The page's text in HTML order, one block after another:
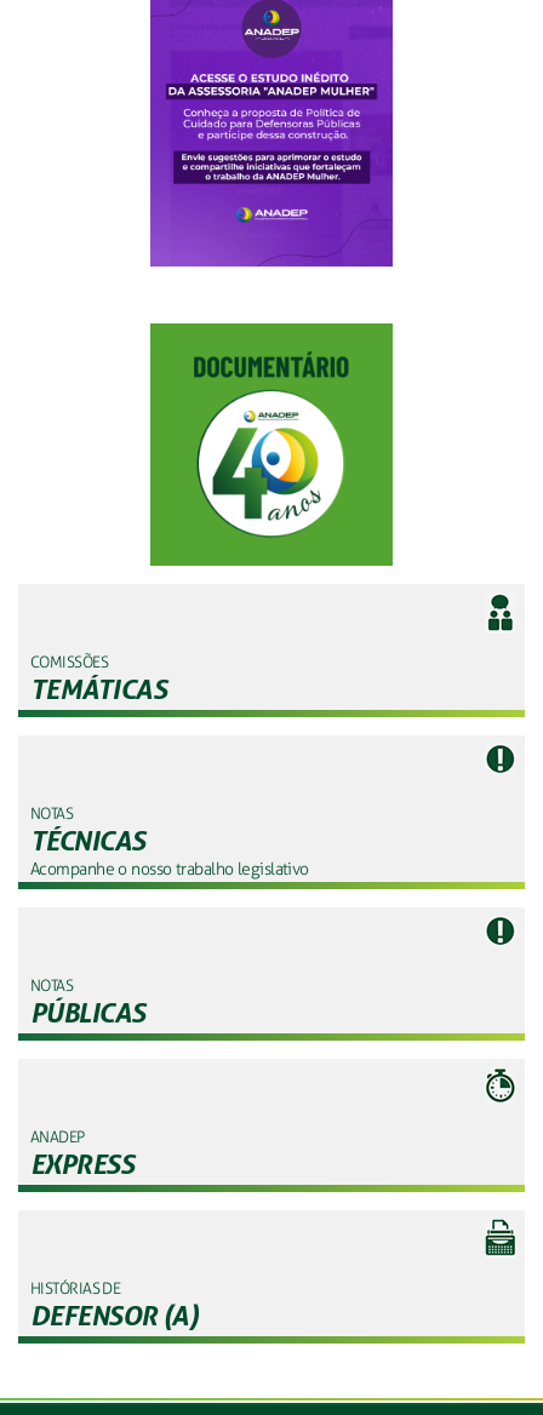
COMISSÕES
TEMÁTICAS
NOTAS
TÉCNICAS
Acompanhe o nosso trabalho legislativo
NOTAS
PÚBLICAS
ANADEP
EXPRESS
HISTÓRIAS DE
DEFENSOR (A)